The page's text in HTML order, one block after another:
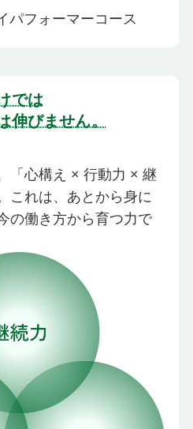
パフォーマーコース
では
伸びません。
「心構え × 行動力 × 継
これは、あとから身に
の働き方から育つ力で